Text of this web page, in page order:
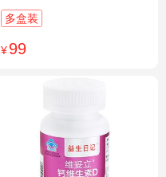
粒*200粒
多盒装
¥99